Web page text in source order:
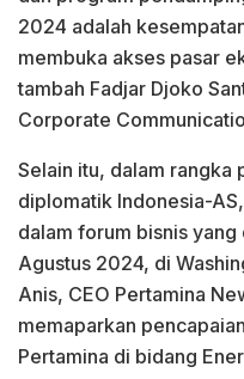
2024 adalah
membuka akses pasar
tambah Fadjar Djoko
Corporate
Selain itu, dalam rangka
diplomatik Indonesia-
dalam forum bisnis
Agustus 2024, di
Anis, CEO Pertamina
memaparkan
Pertamina di bidang